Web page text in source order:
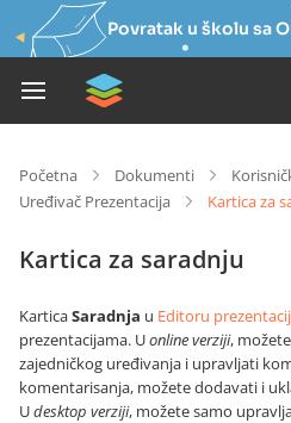
Povratak u školu sa
Početna Dokumenti
Uređivač Prezentacija
Kartica za
Kartica za saradnju
KarticaSaradnja u Editoru
prezentacijama. Uonline verziji,
zajedničkog uređivanja i upravljati
komentarisanja, možete dodavati i
Udesktop verziji, možete samo